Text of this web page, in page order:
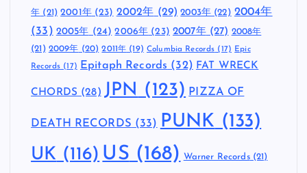
年 (21) 2001年(23) 2002年 (29) 2003年 (22) 2004年
(33) 2005年 (24) 2006年 (23) 2007年(27) 2008年
(21) 2009年 (20) 2011年 (19) Columbia Records (17) Epic
Records (17) Epitaph Records (32) FAT WRECK
CHORDS (28) JPN (123) PIZZA OF
DEATH RECORDS (33) PUNK (133)
UK (116) US (168) Warner Records(21)